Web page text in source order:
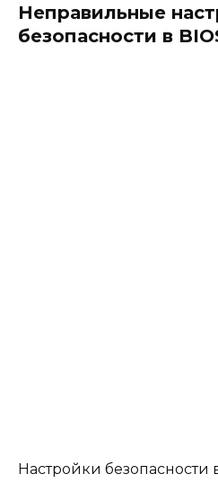
Неправильные
безопасности в
Настройки безопасности